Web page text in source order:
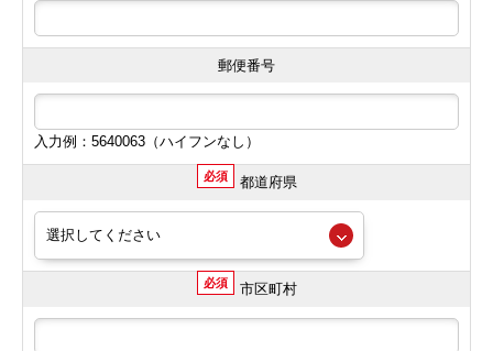
郵便番号
入力例：5640063（ハイフンなし）
必須 都道府県
必須 市区町村